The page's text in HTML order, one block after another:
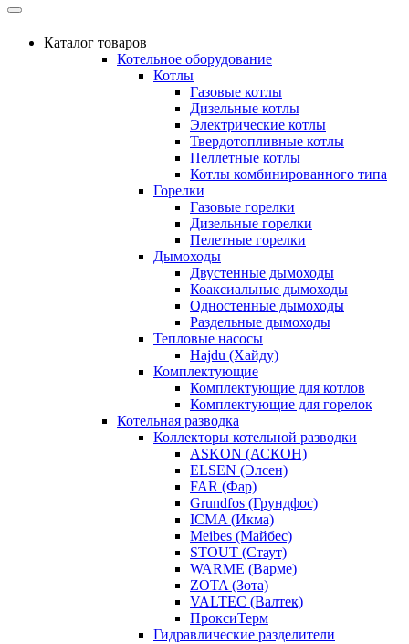
Каталог товаров
Котельное оборудование
Котлы
Газовые котлы
Дизельные котлы
Электрические котлы
Твердотопливные котлы
Пеллетные котлы
Котлы комбинированного типа
Горелки
Газовые горелки
Дизельные горелки
Пелетные горелки
Дымоходы
Двустенные дымоходы
Коаксиальные дымоходы
Одностенные дымоходы
Раздельные дымоходы
Тепловые насосы
Hajdu (Хайду)
Комплектующие
Комплектующие для котлов
Комплектующие для горелок
Котельная разводка
Коллекторы котельной разводки
ASKON (АСКОН)
ELSEN (Элсен)
FAR (Фар)
Grundfos (Грундфос)
ICMA (Икма)
Meibes (Майбес)
STOUT (Стаут)
WARME (Варме)
ZOTA (Зота)
VALTEC (Валтек)
ПроксиТерм
Гидравлические разделители